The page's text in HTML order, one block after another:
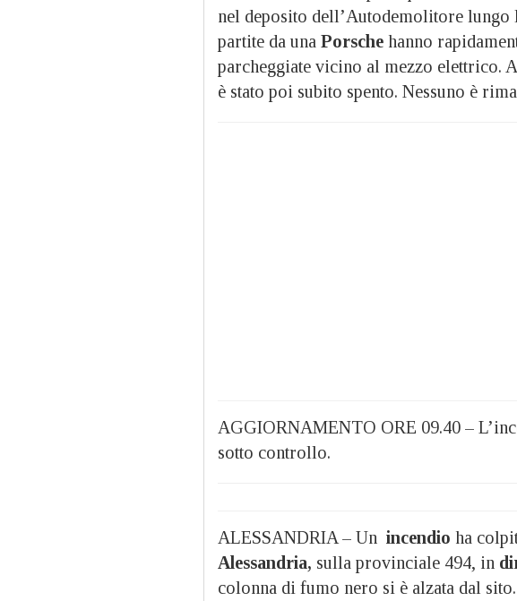
nel deposito dell’Autodemolitore
partite da una Porschehanno
parcheggiate vicino al mezzo elettrico.
è stato poi subito spento. Nessuno è
AGGIORNAMENTO ORE 09.40 –
sotto controllo.
ALESSANDRIA – Un incendio ha
Alessandria, sulla provinciale 494, in
colonna di fumo nero si è alzata dal sito.